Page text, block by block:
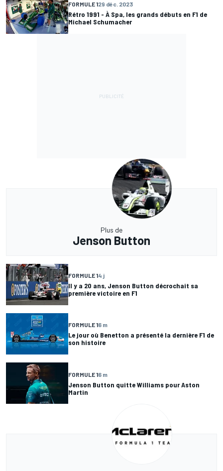
FORMULE 129 déc. 2023
Rétro 1991 - À Spa, les grands débuts en F1 de
Michael Schumacher
Plus de
Jenson Button
FORMULE 14 j
Il y a 20 ans, Jenson Button décrochait sa
première victoire en F1
FORMULE 16 m
Le jour où Benetton a présenté la dernière F1 de
son histoire
FORMULE 16 m
Jenson Button quitte Williams pour Aston
Martin